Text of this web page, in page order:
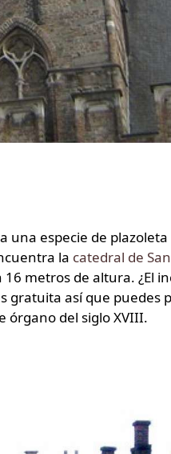
una especie de
la catedral de
metros de altura. ¿El
gratuita así que puedes
órgano del siglo XVIII.